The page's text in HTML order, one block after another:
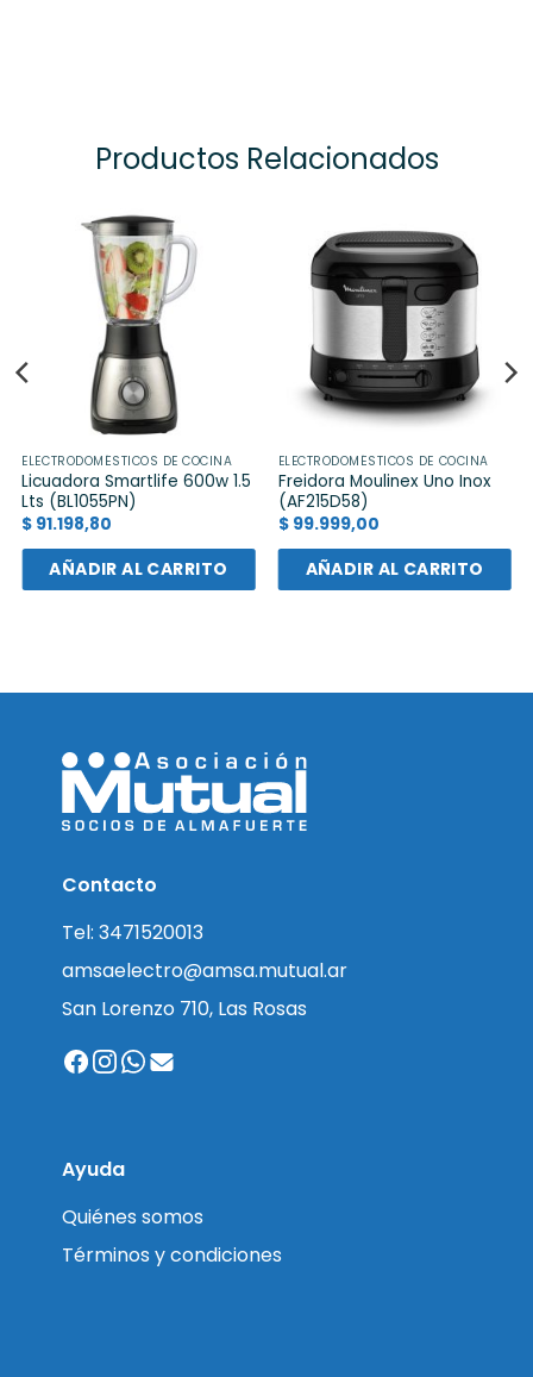
Productos Relacionados
ELECTRODOMÉSTICOS DE COCINA
Licuadora Smartlife 600w 1.5
Lts (BL1055PN)
$ 91.198,80
AÑADIR AL CARRITO
ELECTRODOMÉSTICOS DE COCINA
Freidora Moulinex Uno Inox
(AF215D58)
$99.999,00
AÑADIR AL CARRITO
Contacto
Tel: 3471520013
amsaelectro@amsa.mutual.ar
San Lorenzo 710, Las Rosas
Ayuda
Quiénes somos
Términos y condiciones